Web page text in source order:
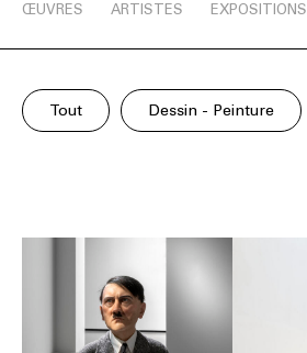
ŒUVRES ARTISTES EXPOSITIONS
Tout Dessin - Peinture